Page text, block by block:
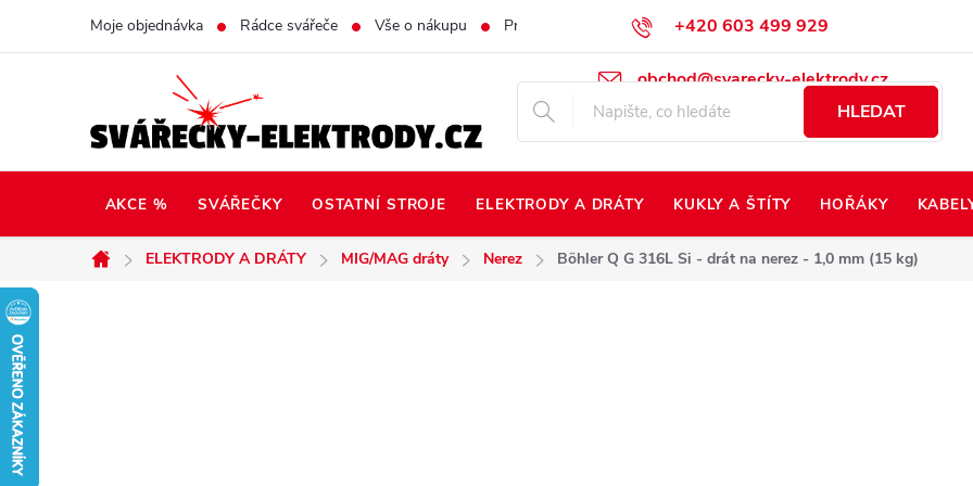
+420 603 499 929
obchod@svarecky-elektrody.cz
Moje objednávka Rádce svářeče Vše o nákupu Prodej na Slovensko Napište nám Kontakty
HLEDAT
AKCE % SVÁŘEČKY OSTATNÍ STROJE ELEKTRODY A DRÁTY KUKLY A ŠTÍTY HOŘÁKY
Domů
ELEKTRODY A DRÁTY MIG/MAG dráty Nerez Böhler Q G 316L Si - drát na nerez - 1,0 mm (15 kg)